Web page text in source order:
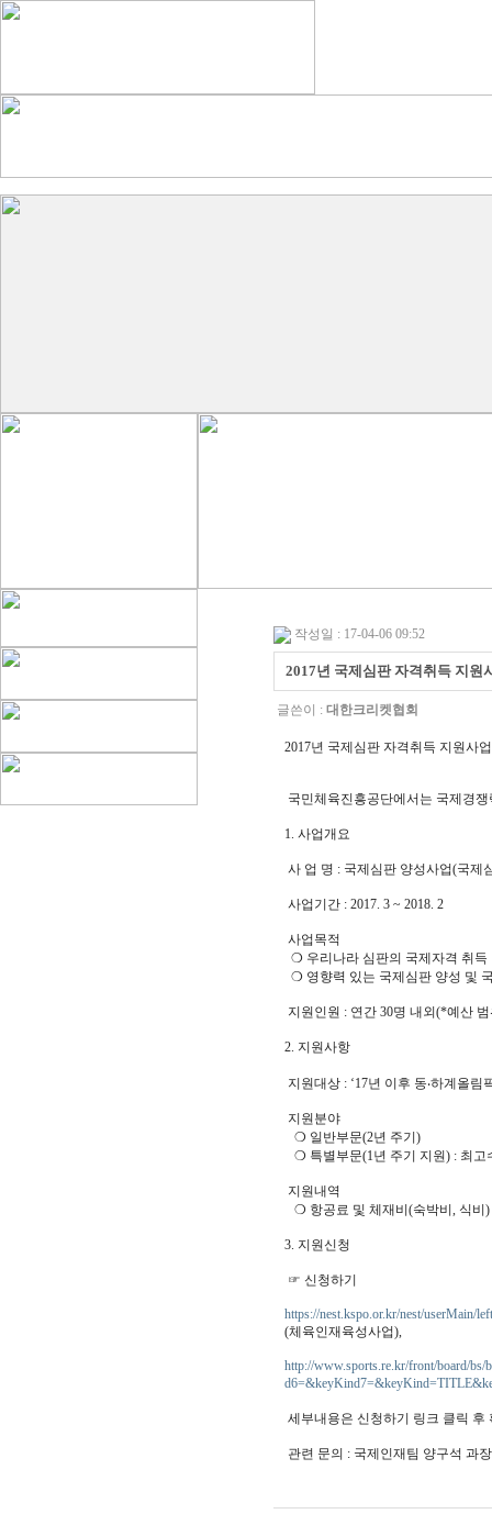
작성일 : 17-04-06 09:52
2017년 국제심판 자격취득 지원
글쓴이 : 대한크리켓협회
2017년 국제심판 자격취득 지원사
국민체육진흥공단에서는 국제경
1. 사업개요
사 업 명 : 국제심판 양성사업(국제
사업기간 : 2017. 3 ~ 2018. 2
사업목적
❍ 우리나라 심판의 국제자격 취득
❍ 영향력 있는 국제심판 양성 및
지원인원 : 연간 30명 내외(*예산
2. 지원사항
지원대상 : ‘17년 이후 동‧하계올
지원분야
❍ 일반부문(2년 주기)
❍ 특별부문(1년 주기 지원) : 최고
지원내역
❍ 항공료 및 체재비(숙박비, 식비)
3. 지원신청
☞ 신청하기
https://nest.kspo.or.kr/nest/userMain/
(체육인재육성사업),
http://www.sports.re.kr/front/board/
세부내용은 신청하기 링크 클릭 후
관련 문의 : 국제인재팀 양구석 과